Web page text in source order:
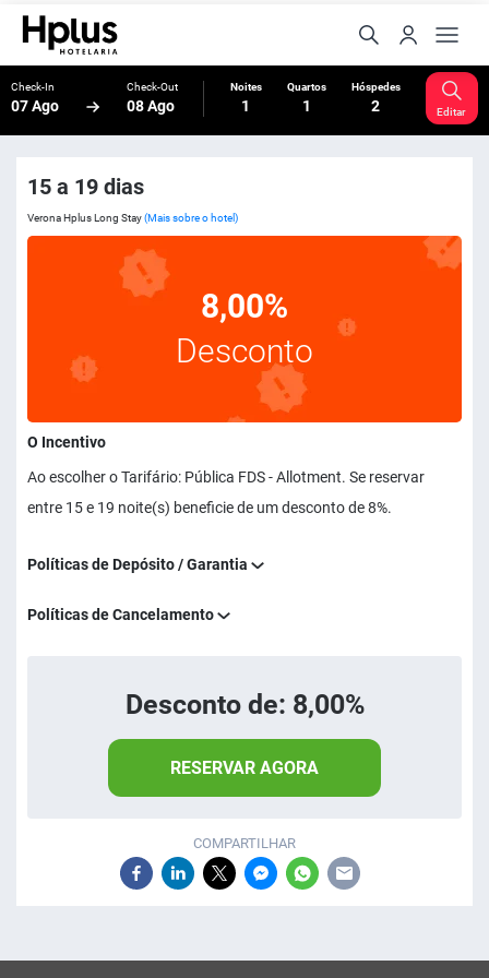
Check-In
07 Ago
Check-Out
08 Ago
Noites
1
Quartos
1
Hóspedes
2 Editar
15 a 19 dias
Verona Hplus Long Stay(Mais sobre o hotel)
8,00%
Desconto
O Incentivo
Ao escolher o Tarifário: Pública FDS - Allotment. Se reservar
entre 15 e 19 noite(s) beneficie de um desconto de 8%.
Políticas de Depósito / Garantia
Políticas de Cancelamento
Desconto de: 8,00%
RESERVAR AGORA
COMPARTILHAR